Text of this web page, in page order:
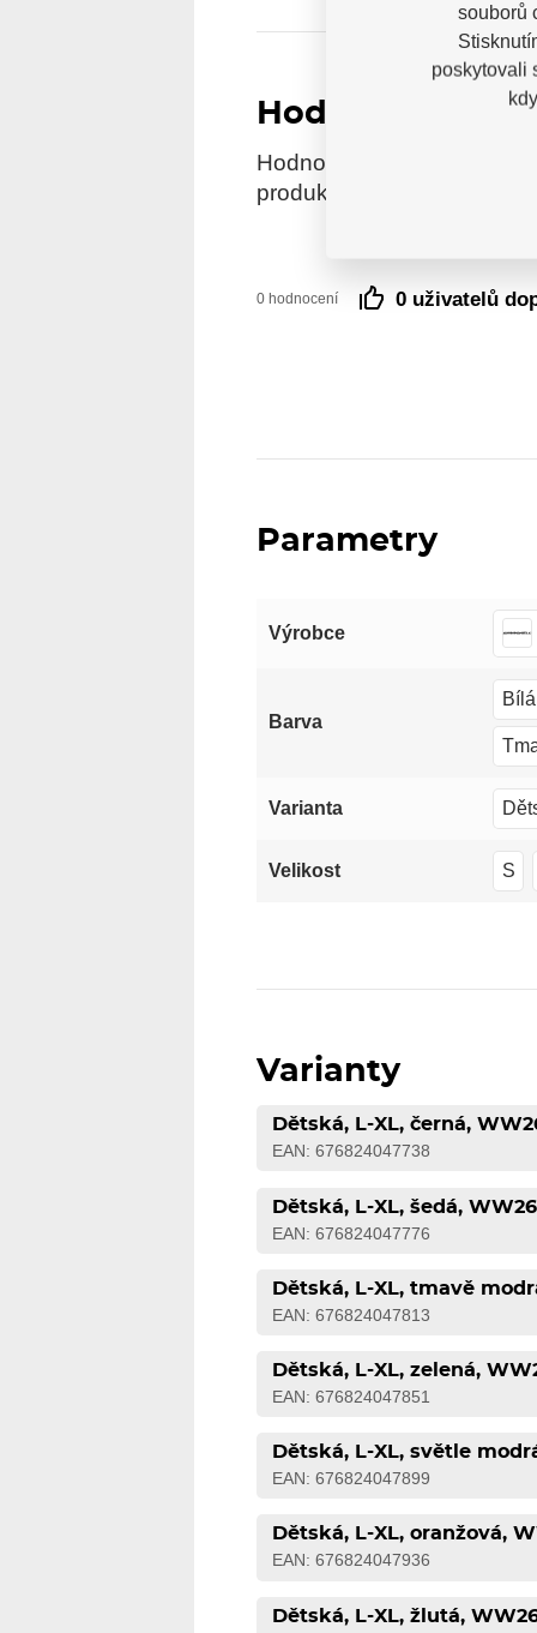
Hodnocení
Hodnocení pochází od
produkt reálně zakoupili.
0 hodnocení 0 uživatelů
Parametry
Výrobce
Barva
Bílá
Varianta
Velikost S
Varianty
Dětská, L-XL, černá,
EAN: 676824047738
Dětská, L-XL, šedá, WW26
EAN: 676824047776
Dětská, L-XL, tmavě
EAN: 676824047813
Dětská, L-XL, zelená,
EAN: 676824047851
Dětská, L-XL, světle
EAN: 676824047899
Dětská, L-XL, oranžová,
EAN: 676824047936
Dětská, L-XL, žlutá,
souborů
poskytovali